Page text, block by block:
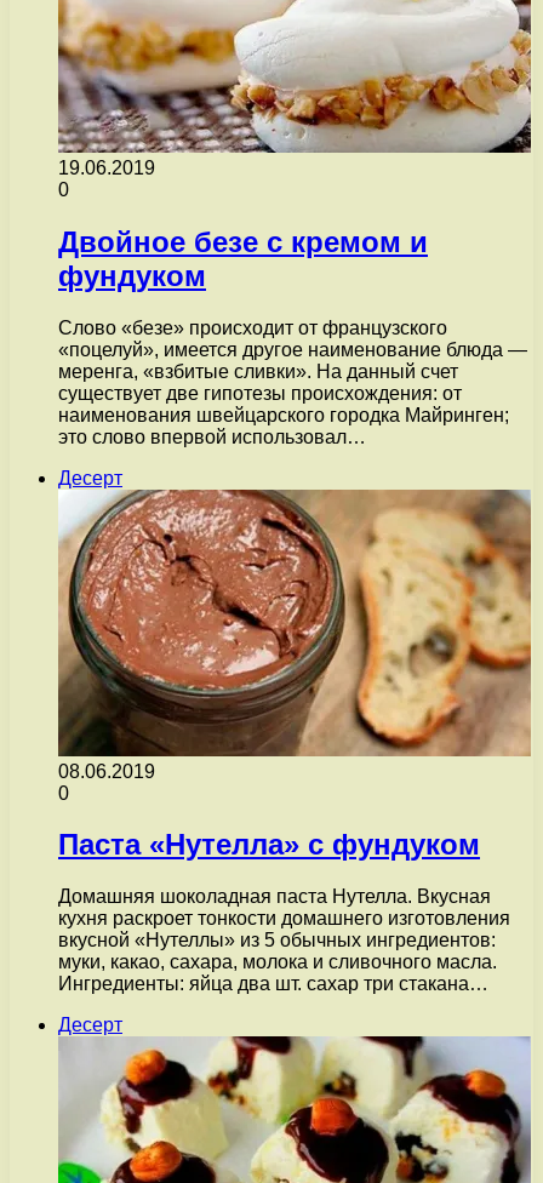
19.06.2019
0
Двойное безе с кремом и
фундуком
Слово «безе» происходит от французского
«поцелуй», имеется другое наименование блюда —
меренга, «взбитые сливки». На данный счет
существует две гипотезы происхождения: от
наименования швейцарского городка Майринген;
это слово впервой использовал…
Десерт
08.06.2019
0
Паста «Нутелла» с фундуком
Домашняя шоколадная паста Нутелла. Вкусная
кухня раскроет тонкости домашнего изготовления
вкусной «Нутеллы» из 5 обычных ингредиентов:
муки, какао, сахара, молока и сливочного масла.
Ингредиенты: яйца два шт. сахар три стакана…
Десерт